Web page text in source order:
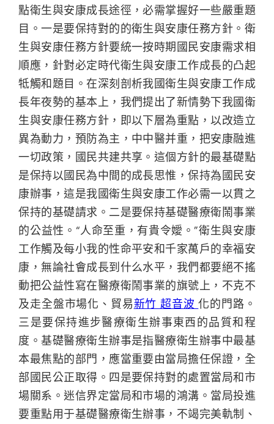
點衛生與安康成長途徑，必需掌握好一些嚴重題
目。一是要保持對的的衛生與安康任務方針。衛
生與安康任務方針要統一按時期國民安康需求相
順應，針對必定時代衛生與安康工作成長的凸起
牴觸和題目。在深刻剖析我國衛生與安康工作成
長年夜勢的基本上，我們提出了新情勢下我國衛
生與安康任務方針，即以下層為重點，以改造立
異為動力，預防為主，中中醫并重，把安康融進
一切政策，國民共建共享。這個方針的最基礎點
是保持以國民為中間的成長思惟，保持為國民安
康辦事，這是我國衛生與安康工作必需一以貫之
保持的基礎請求。二是要保持基礎醫療衛鬧事業
的公益性。“人命至重，有貴令嬡。”衛生與安康
工作觸及每小我的性命平安和千家萬戶的幸福安
康，無論社會成長到什么水平，我們都要絕不搖
動把公益性寫在醫療衛鬧事業的旗號上，不克不
及走全盤市場化、貿易新竹 超音波化的門路。
三是要保持進步醫療衛生辦事東西的品質和程
度。基礎醫療衛生辦事是指醫療衛生辦事中最基
本最焦點的部門，應當重要由當局擔任保證，全
部國民公正取得。四是要保持對的處置當局和市
場關系。迷信界定當局和市場的鴻溝。當局投進
要重點用于基礎醫療衛生辦事，不竭完美軌制、